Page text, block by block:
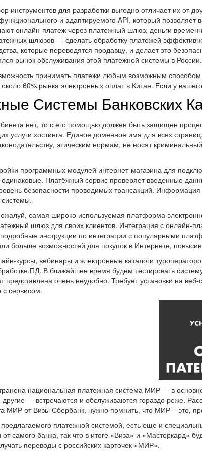
инструментов для разработки выгодно отличает их от
и адаптируемого API, который
онлайн-платеж через платежный шлюз; деньги
шлюзов — сделать обработку платежей
которые переводятся продавцу, и делает это
рынок обслуживания этой платежной системы в России.
принимать платежи любым возможным
60% рынка электронных оплат в Китае. Если у
Системы Банковских
нет, то с его помощью должен быть защищен
услуги хостинга. Единое доменное имя для всех
этическим нормам, не носят
программных модулей интернет-магазина для
Платёжный сервис проверяет введенные
безопасности проводимых трансакций.
самая широко используемая платформа
шлюз для своих клиентов. Интеграция с
инструкции по интеграции с популярными
больше возможностей для покупок в Интернете,
курсы, вебинары и электронные каталоги
ПД. В ближайшее время будем тестировать
представлена очень неудобно. Требует установки на
с сервисом.
национальная платежная система МИР — в
другие — встречаются и обслуживаются гораздо реже.
МИР от Визы Сбербанк, нужно помнить, что МИР – это,
платежной системой, есть еще и
самого банка, так что в итоге «Виза» и «Мастеркард»
переводы с российских карточек «МИР».